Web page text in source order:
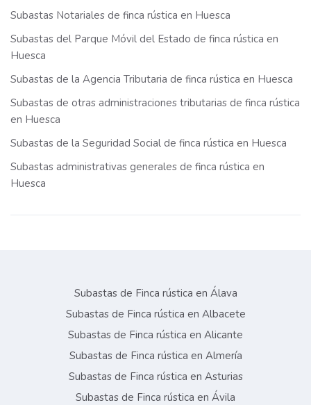
Subastas Notariales de finca rústica en Huesca
Subastas del Parque Móvil del Estado de finca rústica en
Huesca
Subastas de la Agencia Tributaria de finca rústica en Huesca
Subastas de otras administraciones tributarias de finca rústica
en Huesca
Subastas de la Seguridad Social de finca rústica en Huesca
Subastas administrativas generales de finca rústica en
Huesca
Subastas de Finca rústica en Álava
Subastas de Finca rústica en Albacete
Subastas de Finca rústica en Alicante
Subastas de Finca rústica en Almería
Subastas de Finca rústica en Asturias
Subastas de Finca rústica en Ávila